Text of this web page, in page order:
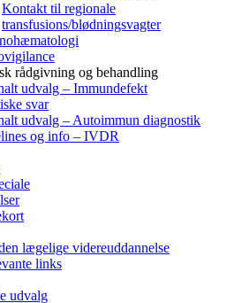
Kontakt til regionale
transfusions/blødningsvagter
rådgivning og behandling
udvalg – Immundefekt
svar
udvalg – Autoimmun diagnostik
og info – IVDR
lægelige videreuddannelse
links
udvalg